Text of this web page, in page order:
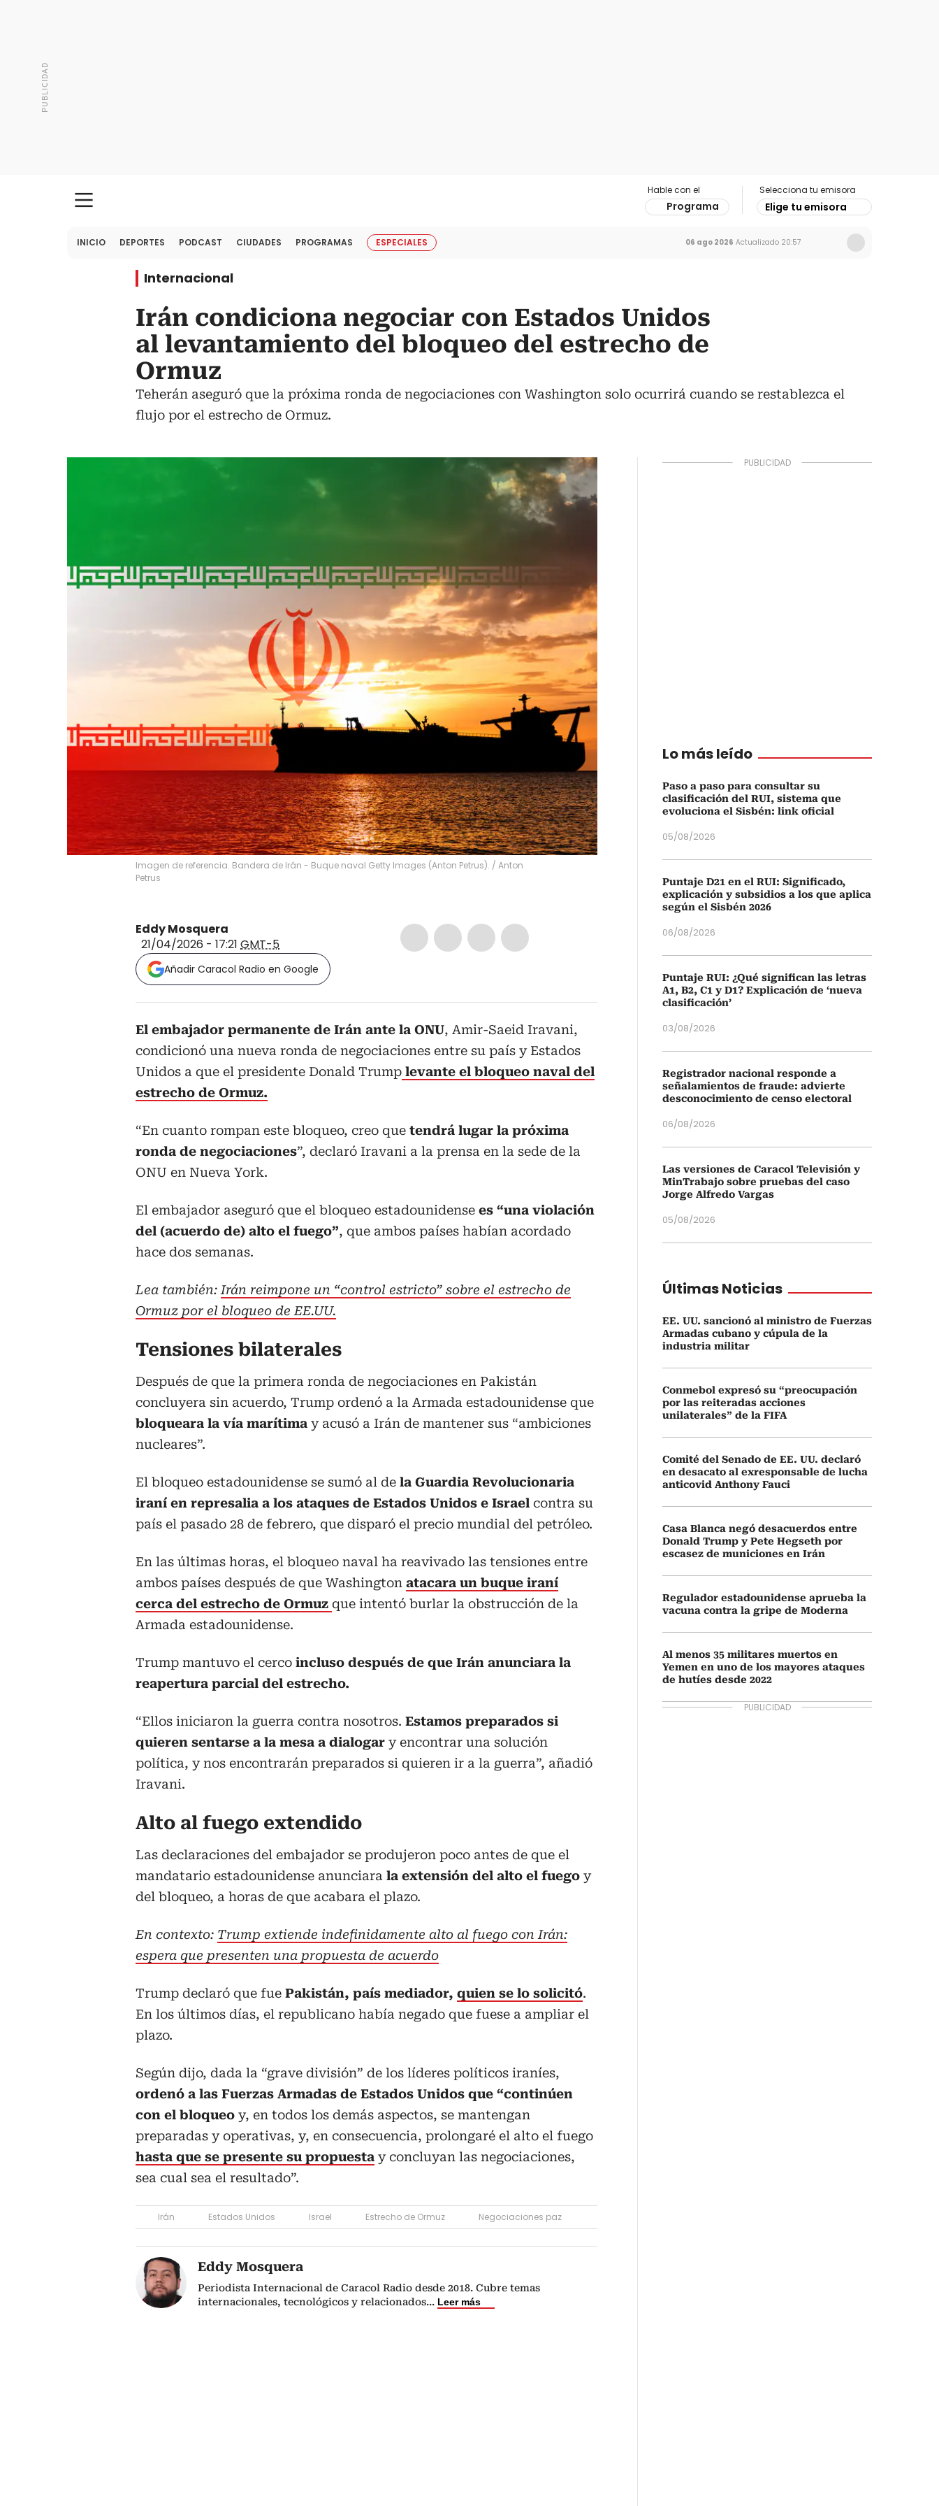
Hable con el
Programa
Selecciona tu emisora
Elige tu emisora
INICIO DEPORTES PODCAST CIUDADES PROGRAMAS ESPECIALES 06 ago 2026 Actualizado 20:57
Internacional
Irán condiciona negociar con Estados Unidos
al levantamiento del bloqueo del estrecho de
Ormuz
Teherán aseguró que la próxima ronda de negociaciones con Washington solo ocurrirá cuando se restablezca el
flujo por el estrecho de Ormuz.
Imagen de referencia. Bandera de Irán - Buque naval Getty Images (Anton Petrus). / Anton
Petrus
Eddy Mosquera
21/04/2026 - 17:21 GMT-5
Añadir Caracol Radio en Google
El embajador permanente de Irán ante la ONU, Amir-Saeid Iravani,
condicionó una nueva ronda de negociaciones entre su país y Estados
Unidos a que el presidente Donald Trump levante el bloqueo naval del
estrecho de Ormuz.
“En cuanto rompan este bloqueo, creo que tendrá lugar la próxima
ronda de negociaciones”, declaró Iravani a la prensa en la sede de la
ONU en Nueva York.
El embajador aseguró que el bloqueo estadounidense es “una violación
del (acuerdo de) alto el fuego”, que ambos países habían acordado
hace dos semanas.
Lea también:Irán reimpone un “control estricto” sobre el estrecho de
Ormuz por el bloqueo de EE.UU.
Tensiones bilaterales
Después de que la primera ronda de negociaciones en Pakistán
concluyera sin acuerdo, Trump ordenó a la Armada estadounidense que
bloqueara la vía marítima y acusó a Irán de mantener sus “ambiciones
nucleares”.
El bloqueo estadounidense se sumó al de la Guardia Revolucionaria
iraní en represalia a los ataques de Estados Unidos e Israel contra su
país el pasado 28 de febrero, que disparó el precio mundial del petróleo.
En las últimas horas, el bloqueo naval ha reavivado las tensiones entre
ambos países después de que Washington atacara un buque iraní
cerca del estrecho de Ormuz que intentó burlar la obstrucción de la
Armada estadounidense.
Trump mantuvo el cerco incluso después de que Irán anunciara la
reapertura parcial del estrecho.
“Ellos iniciaron la guerra contra nosotros. Estamos preparados si
quieren sentarse a la mesa a dialogar y encontrar una solución
política, y nos encontrarán preparados si quieren ir a la guerra”, añadió
Iravani.
Alto al fuego extendido
Las declaraciones del embajador se produjeron poco antes de que el
mandatario estadounidense anunciara la extensión del alto el fuego y
del bloqueo, a horas de que acabara el plazo.
En contexto: Trump extiende indefinidamente alto al fuego con Irán:
espera que presenten una propuesta de acuerdo
Trump declaró que fue Pakistán, país mediador, quien se lo solicitó.
En los últimos días, el republicano había negado que fuese a ampliar el
plazo.
Según dijo, dada la “grave división” de los líderes políticos iraníes,
ordenó a las Fuerzas Armadas de Estados Unidos que “continúen
con el bloqueo y, en todos los demás aspectos, se mantengan
preparadas y operativas, y, en consecuencia, prolongaré el alto el fuego
hasta que se presente su propuesta y concluyan las negociaciones,
sea cual sea el resultado”.
Irán Estados Unidos Israel Estrecho de Ormuz Negociaciones paz
Eddy Mosquera
Periodista Internacional de Caracol Radio desde 2018. Cubre temas
internacionales, tecnológicos y relacionados... Leer más
Lo más leído
Paso a paso para consultar su
clasificación del RUI, sistema que
evoluciona el Sisbén: link oficial
05/08/2026
Puntaje D21 en el RUI: Significado,
explicación y subsidios a los que aplica
según el Sisbén 2026
06/08/2026
Puntaje RUI: ¿Qué significan las letras
A1, B2, C1 y D1? Explicación de ‘nueva
clasificación’
03/08/2026
Registrador nacional responde a
señalamientos de fraude: advierte
desconocimiento de censo electoral
06/08/2026
Las versiones de Caracol Televisión y
MinTrabajo sobre pruebas del caso
Jorge Alfredo Vargas
05/08/2026
Últimas Noticias
EE. UU. sancionó al ministro de Fuerzas
Armadas cubano y cúpula de la
industria militar
Conmebol expresó su “preocupación
por las reiteradas acciones
unilaterales” de la FIFA
Comité del Senado de EE. UU. declaró
en desacato al exresponsable de lucha
anticovid Anthony Fauci
Casa Blanca negó desacuerdos entre
Donald Trump y Pete Hegseth por
escasez de municiones en Irán
Regulador estadounidense aprueba la
vacuna contra la gripe de Moderna
Al menos 35 militares muertos en
Yemen en uno de los mayores ataques
de hutíes desde 2022